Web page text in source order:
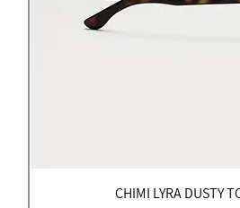
CHIMI LYRA DUSTY